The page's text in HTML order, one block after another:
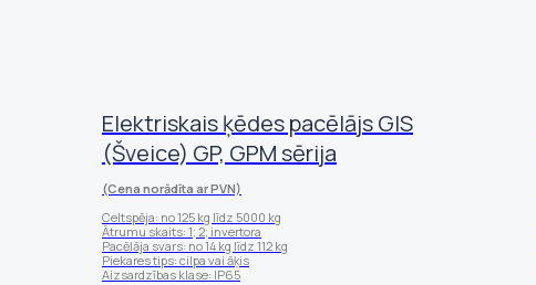
Elektriskais ķēdes pacēlājs GIS
(Šveice) GP, GPM sērija
(Cena norādīta ar PVN)
Celtspēja: no 125 kg līdz 5000 kg
Ātrumu skaits: 1; 2; invertora
Pacēlāja svars: no 14 kg līdz 112 kg
Piekares tips: cilpa vai āķis
Aizsardzības klase: IP65